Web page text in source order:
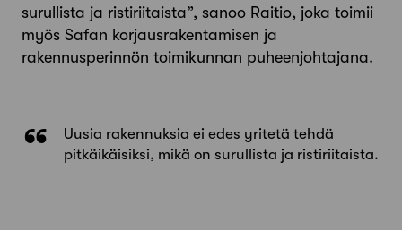
surullista ja ristiriitaista”, sanoo Raitio, joka toimii
myös Safan korjausraken­tamisen ja
rakennusperinnön toimikunnan puheenjohtajana.
Uusia rakennuksia ei edes yritetä tehdä
pitkäikäisiksi, mikä on surullista ja ristiriitaista.